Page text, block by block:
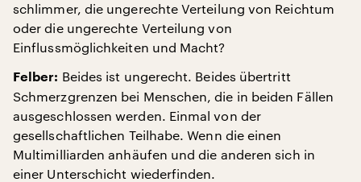
schlimmer, die ungerechte Verteilung von Reichtum
oder die ungerechte Verteilung von
Einflussmöglichkeiten und Macht?
Felber: Beides ist ungerecht. Beides übertritt
Schmerzgrenzen bei Menschen, die in beiden Fällen
ausgeschlossen werden. Einmal von der
gesellschaftlichen Teilhabe. Wenn die einen
Multimilliarden anhäufen und die anderen sich in
einer Unterschicht wiederfinden.